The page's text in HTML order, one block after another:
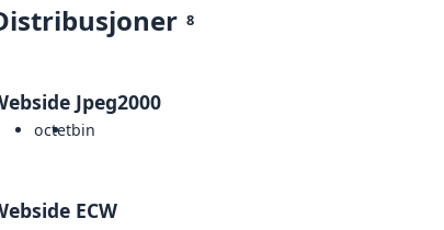
8
Jpeg2000
octetbin
ECW